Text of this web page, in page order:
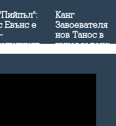
Евънс е
Канг
Завоевателя
нов Танос в
на "Марвъл"